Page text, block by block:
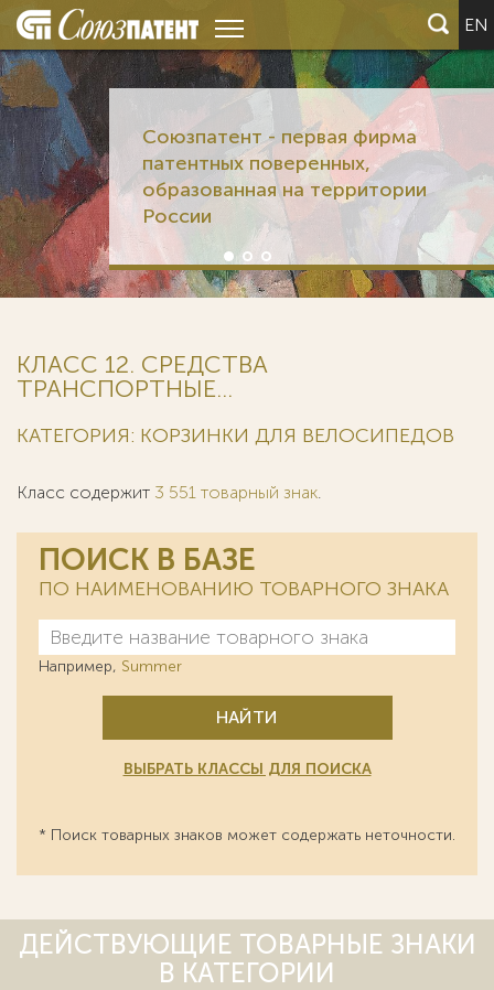
EN
Союзпатент - первая фирма
патентных поверенных,
образованная на территории
России
КЛАСС 12. СРЕДСТВА
ТРАНСПОРТНЫЕ...
КАТЕГОРИЯ: КОРЗИНКИ ДЛЯ ВЕЛОСИПЕДОВ
Класс содержит 3 551 товарный знак.
ПОИСК В БАЗЕ
ПО НАИМЕНОВАНИЮ ТОВАРНОГО ЗНАКА
Например, Summer
НАЙТИ
ВЫБРАТЬ КЛАССЫ ДЛЯ ПОИСКА
* Поиск товарных знаков может содержать неточности.
ДЕЙСТВУЮЩИЕ ТОВАРНЫЕ ЗНАКИ
В КАТЕГОРИИ